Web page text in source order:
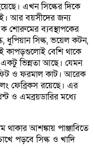
এখন সিল্কের দিকে
আর বয়সীদের জন্য
শোরুমের ব্যবস্থাপকের
ধুপিয়ান সিল্ক, ভয়েল কটন,
কাপড়গুলোই বেশি থাকে
একটু ভিন্নতা আছে। যেমন
ফিট ও ফরমাল কাট। আরেক
ফেব্রিকস রয়েছে। এর
ও এমব্রয়ডারির মধ্যে
আশঙ্কায় পাঞ্জাবিতে
পড়বে সিল্ক ও খাদি